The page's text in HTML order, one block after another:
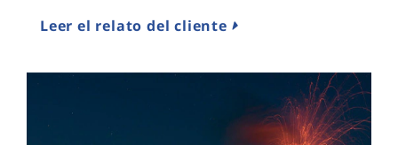
Leer el relato del cliente